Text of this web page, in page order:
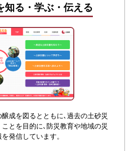
知る・学ぶ・伝える
成を図るとともに､過去の土砂災
とを目的に､防災教育や地域の災
発信しています。